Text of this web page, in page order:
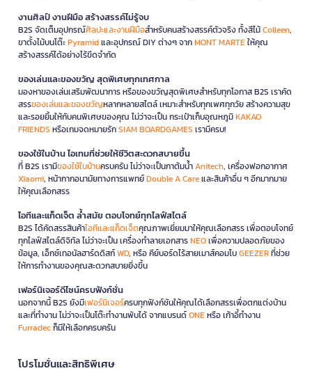
งานศิลป์ งานฝีมือ สร้างสรรค์ไม่รู้จบ
B2S จัดเต็มอุปกรณ์ศิลปะและงานฝีมือสำหรับคนสร้างสรรค์ตัวจริง ทั้งสีไม้Colleen,
ขาตั้งไม้บนโต๊ะPyramidและอุปกรณ์ DIY ต่างๆ จากMONT MARTEให้คุณ
สร้างสรรค์ได้อย่างไร้ขีดจำกัด
ของเล่นและของขวัญ สุดพิเศษทุกเทศกาล
มองหาของเล่นเสริมพัฒนาการ หรือของขวัญสุดพิเศษสำหรับทุกโอกาส B2S เราคัด
สรรของเล่นและของขวัญหลากหลายสไตล์ เหมาะสำหรับทุกเพศทุกวัย สร้างความสุข
และรอยยิ้มให้กับคนพิเศษของคุณ ไม่ว่าจะเป็น กระเป๋าเก็บอุณหภูมิKAKAO
FRIENDS หรือเกมจดหมายรักSIAM BOARDGAMES เรามีครบ!
ของใช้ในบ้าน ไอเทมที่ช่วยให้ชีวิตสะดวกสบายขึ้น
ที่ B2S เรามีของใช้ในบ้านครบครัน ไม่ว่าจะเป็นกาต้มน้ำAnitech, เครื่องฟอกอากาศ
Xiaomi, หน้ากากอนามัยทางการแพทย์Double A Careและสินค้าอื่น ๆ อีกมากมาย
ให้คุณเลือกสรร
ไอทีและแก็ดเจ็ต ล้ำสมัย ตอบโจทย์ทุกไลฟ์สไตล์
B2S ได้คัดสรรสินค้าไอทีและแก็ดเจ็ตคุณภาพเยี่ยมมาให้คุณเลือกสรร เพื่อตอบโจทย์
ทุกไลฟ์สไตล์ดิจิทัล ไม่ว่าจะเป็น เครื่องทำลายเอกสารNEOเพื่อความปลอดภัยของ
ข้อมูล, เอ็กซ์เทอนัลฮาร์ดดิสก์WD, หรือ คีย์บอร์ดไร้สายเมาส์คอมโบGEEZERที่ช่วย
ให้การทำงานของคุณสะดวกสบายยิ่งขึ้น
เฟอร์นิเจอร์ดีไซน์ครบฟังก์ชั่น
นอกจากนี้ B2S ยังมีเฟอร์นิเจอร์ครบทุกฟังก์ชันให้คุณได้เลือกสรรเพื่อตกแต่งบ้าน
และที่ทำงาน ไม่ว่าจะเป็นโต๊ะทำงานพับได้ จากแบรนด์ONEหรือ เก้าอี้ทำงาน
Furradecก็มีให้เลือกครบครัน
โปรโมชั่นและสิทธิพิเศษ